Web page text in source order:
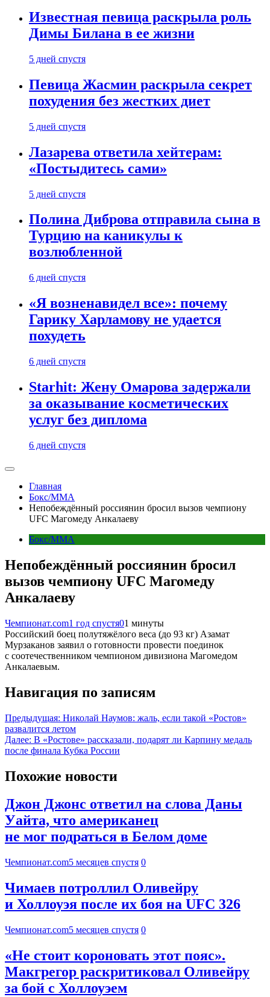
Известная певица раскрыла роль
Димы Билана в ее жизни
5 дней спустя
Певица Жасмин раскрыла секрет
похудения без жестких диет
5 дней спустя
Лазарева ответила хейтерам:
«Постыдитесь сами»
5 дней спустя
Полина Диброва отправила сына в
Турцию на каникулы к
возлюбленной
6 дней спустя
«Я возненавидел все»: почему
Гарику Харламову не удается
похудеть
6 дней спустя
Starhit: Жену Омарова задержали
за оказывание косметических
услуг без диплома
6 дней спустя
Главная
Бокс/MMA
Непобеждённый россиянин бросил вызов чемпиону
UFC Магомеду Анкалаеву
Бокс/MMA
Непобеждённый россиянин бросил
вызов чемпиону UFC Магомеду
Анкалаеву
Чемпионат.com1 год спустя01 минуты
Российский боец полутяжёлого веса (до 93 кг) Азамат
Мурзаканов заявил о готовности провести поединок
с соотечественником чемпионом дивизиона Магомедом
Анкалаевым.
Навигация по записям
Предыдущая: Николай Наумов: жаль, если такой «Ростов»
развалится летом
Далее: В «Ростове» рассказали, подарят ли Карпину медаль
после финала Кубка России
Похожие новости
Джон Джонс ответил на слова Даны
Уайта, что американец
не мог подраться в Белом доме
Чемпионат.com5 месяцев спустя 0
Чимаев потроллил Оливейру
и Холлоуэя после их боя на UFC 326
Чемпионат.com5 месяцев спустя 0
«Не стоит короновать этот пояс».
Макгрегор раскритиковал Оливейру
за бой с Холлоуэем